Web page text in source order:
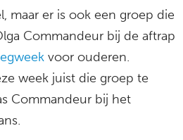
maar er is ook een groep die
Commandeur bij de aftrap
voor ouderen.
week juist die groep te
Commandeur bij het